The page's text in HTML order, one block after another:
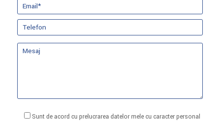
Sunt de acord cu prelucrarea datelor mele cu caracter personal